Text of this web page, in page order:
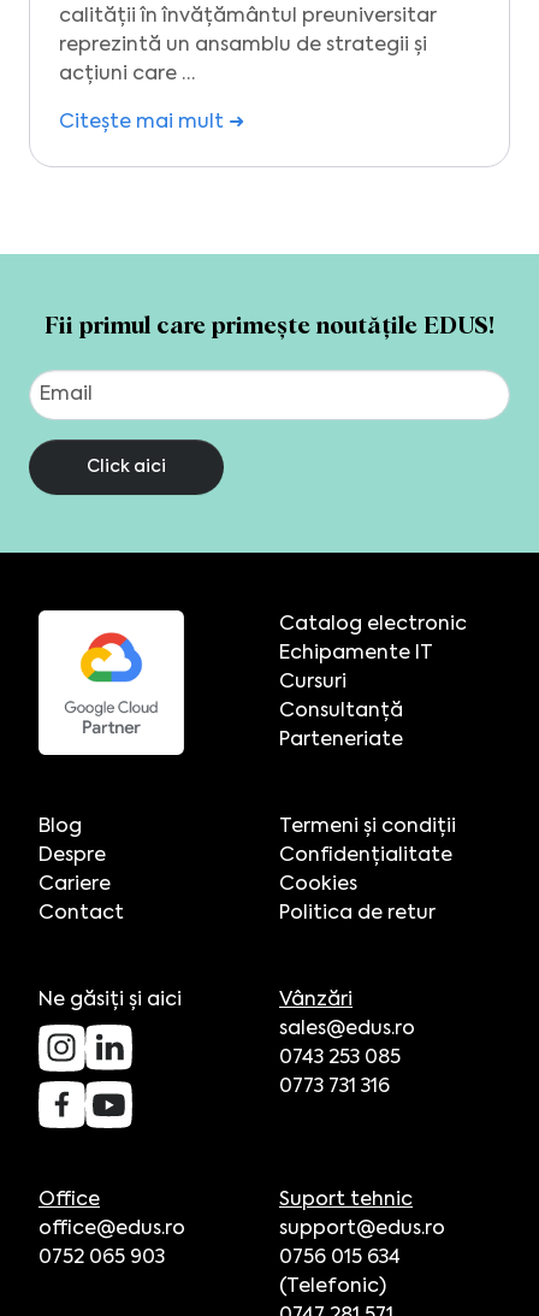
calității în învățământul preuniversitar
reprezintă un ansamblu de strategii și
acțiuni care …
Citește mai mult ➜
Fii primul care primește noutățile EDUS!
Click aici
Catalog electronic
Echipamente IT
Cursuri
Consultanță
Parteneriate
Blog
Despre
Cariere
Contact
Termeni și condiții
Confidențialitate
Cookies
Politica de retur
Ne găsiți și aici
Vânzări
sales@edus.ro
0743 253 085
0773 731 316
Office
office@edus.ro
0752 065 903
Suport tehnic
support@edus.ro
0756 015 634
(Telefonic)